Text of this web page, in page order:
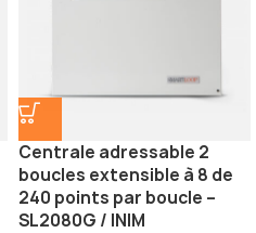
Centrale adressable 2
boucles extensible à 8 de
240 points par boucle –
SL2080G / INIM